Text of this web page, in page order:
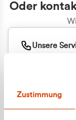
Zustimmung
Oder
Unsere
+49 177